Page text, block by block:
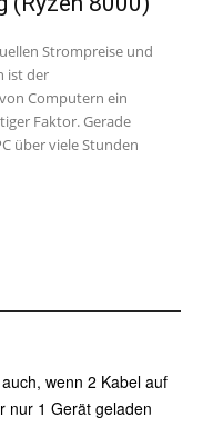
Strompreise und
ist der
Computern ein
Gerade
über viele Stunden
wenn 2 Kabel auf
nur 1 Gerät geladen